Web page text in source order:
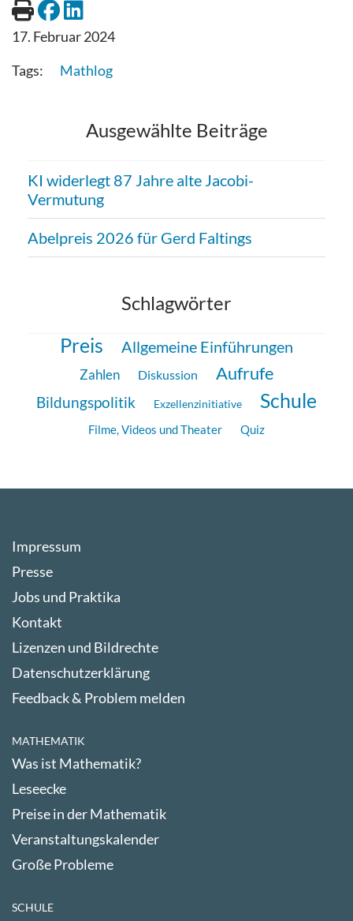
17. Februar 2024
Mathlog
Ausgewählte Beiträge
KI widerlegt 87 Jahre alte Jacobi-
Vermutung
Abelpreis 2026 für Gerd Faltings
Schlagwörter
Preis
Allgemeine Einführungen
Zahlen Diskussion Aufrufe
Bildungspolitik Exzellenzinitiative Schule
Filme, Videos und Theater Quiz
Impressum
Presse
Jobs und Praktika
Kontakt
Lizenzen und Bildrechte
Datenschutzerklärung
Feedback & Problem melden
MATHEMATIK
Was ist Mathematik?
Leseecke
Preise in der Mathematik
Veranstaltungskalender
Große Probleme
SCHULE